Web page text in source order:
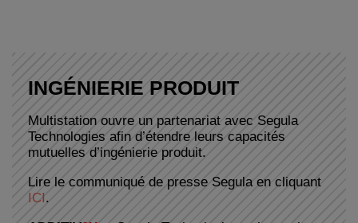
INGÉNIERIE PRODUIT
Multistation ouvre un partenariat avec Segula
Technologies afin d’étendre leurs capacités
mutuelles d’ingénierie produit.
Lire le communiqué de presse Segula en cliquant
ICI.